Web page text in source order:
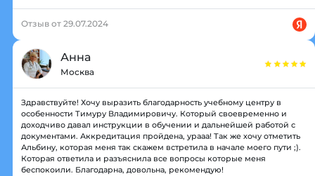
Отзыв от 29.07.2024
Анна
Москва
Здравствуйте! Хочу выразить благодарность учебному центру в
особенности Тимуру Владимировичу. Который своевременно и
доходчиво давал инструкции в обучении и дальнейшей работой с
документами. Аккредитация пройдена, урааа! Так же хочу отметить
Альбину, которая меня так скажем встретила в начале моего пути ;).
Которая ответила и разъяснила все вопросы которые меня
беспокоили. Благодарна, довольна, рекомендую!